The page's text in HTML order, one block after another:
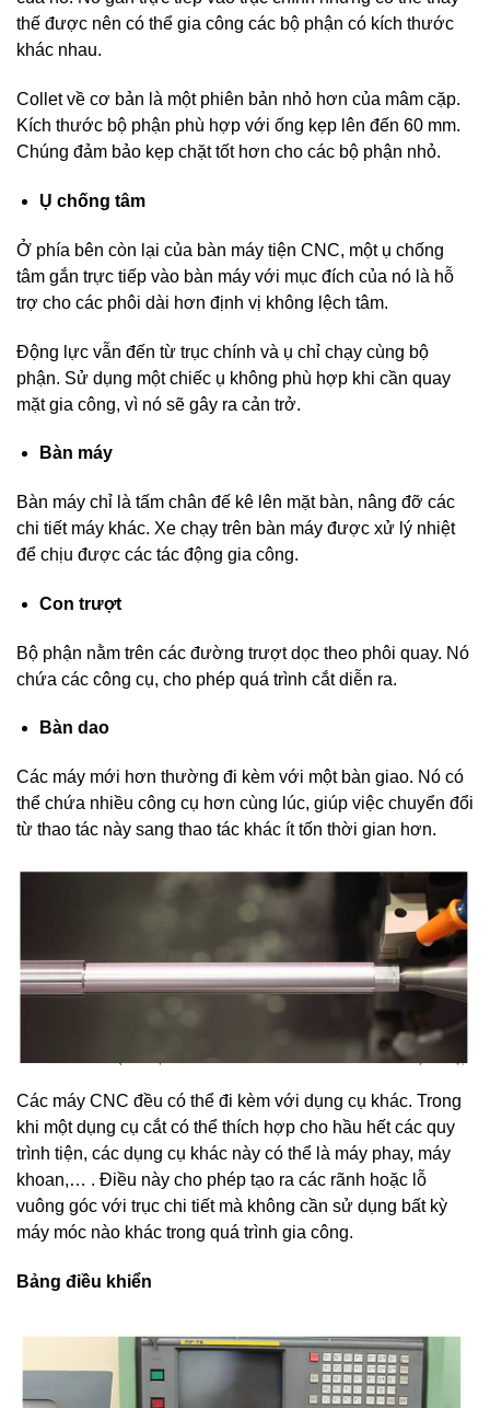
thế được nên có thể gia công các bộ phận có kích thước
khác nhau.
Collet về cơ bản là một phiên bản nhỏ hơn của mâm cặp.
Kích thước bộ phận phù hợp với ống kẹp lên đến 60 mm.
Chúng đảm bảo kẹp chặt tốt hơn cho các bộ phận nhỏ.
Ụ chống tâm
Ở phía bên còn lại của bàn máy tiện CNC, một ụ chống
tâm gắn trực tiếp vào bàn máy với mục đích của nó là hỗ
trợ cho các phôi dài hơn định vị không lệch tâm.
Động lực vẫn đến từ trục chính và ụ chỉ chạy cùng bộ
phận. Sử dụng một chiếc ụ không phù hợp khi cần quay
mặt gia công, vì nó sẽ gây ra cản trở.
Bàn máy
Bàn máy chỉ là tấm chân đế kê lên mặt bàn, nâng đỡ các
chi tiết máy khác. Xe chạy trên bàn máy được xử lý nhiệt
để chịu được các tác động gia công.
Con trượt
Bộ phận nằm trên các đường trượt dọc theo phôi quay. Nó
chứa các công cụ, cho phép quá trình cắt diễn ra.
Bàn dao
Các máy mới hơn thường đi kèm với một bàn giao. Nó có
thể chứa nhiều công cụ hơn cùng lúc, giúp việc chuyển đổi
từ thao tác này sang thao tác khác ít tốn thời gian hơn.
Các máy CNC đều có thể đi kèm với dụng cụ khác. Trong
khi một dụng cụ cắt có thể thích hợp cho hầu hết các quy
trình tiện, các dụng cụ khác này có thể là máy phay, máy
khoan,… . Điều này cho phép tạo ra các rãnh hoặc lỗ
vuông góc với trục chi tiết mà không cần sử dụng bất kỳ
máy móc nào khác trong quá trình gia công.
Bảng điều khiển